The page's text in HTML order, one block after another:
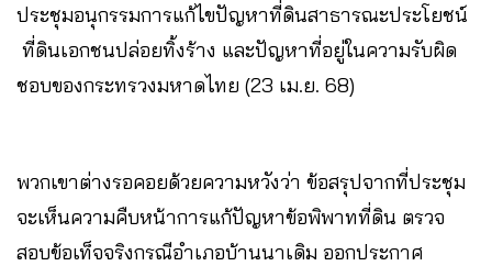
ประชุมอนุกรรมการแก้ไขปัญหาที่ดินสาธารณะประโยชน์
ที่ดินเอกชนปล่อยทิ้งร้าง และปัญหาที่อยู่ในความรับผิด
ชอบของกระทรวงมหาดไทย (23 เม.ย. 68)
พวกเขาต่างรอคอยด้วยความหวังว่า ข้อสรุปจากที่ประชุม
จะเห็นความคืบหน้าการแก้ปัญหาข้อพิพาทที่ดิน ตรวจ
สอบข้อเท็จจริงกรณีอำเภอบ้านนาเดิม ออกประกาศ